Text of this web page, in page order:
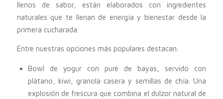
llenos de sabor, están elaborados con ingredientes
naturales que te llenan de energía y bienestar desde la
primera cucharada.
Entre nuestras opciones más populares destacan:
Bowl de yogur con puré de bayas, servido con
plátano, kiwi, granola casera y semillas de chía. Una
explosión de frescura que combina el dulzor natural de